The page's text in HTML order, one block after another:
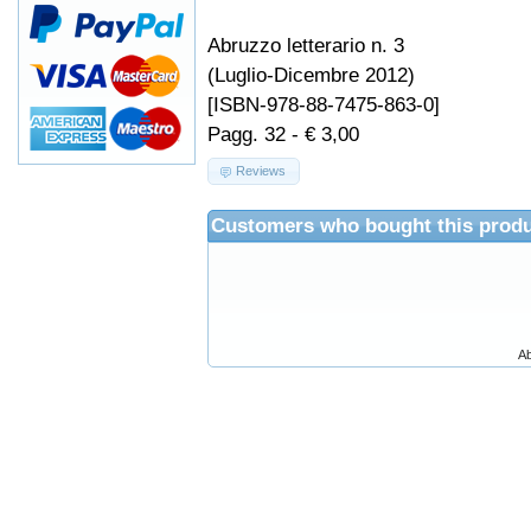
Abruzzo letterario n. 3
(Luglio-Dicembre 2012)
[ISBN-978-88-7475-863-0]
Pagg. 32 - € 3,00
Reviews
Customers who bought this